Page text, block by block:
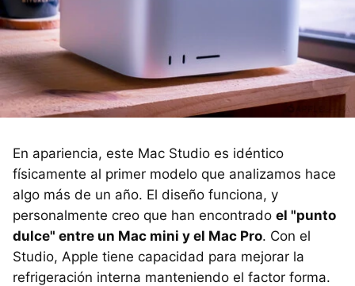
En apariencia, este Mac Studio es idéntico
físicamente al primer modelo que analizamos hace
algo más de un año. El diseño funciona, y
personalmente creo que han encontrado el "punto
dulce" entre un Mac mini y el Mac Pro. Con el
Studio, Apple tiene capacidad para mejorar la
refrigeración interna manteniendo el factor forma.